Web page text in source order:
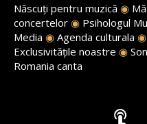
Născuți pentru muzică ◉
concertelor ◉ Psihologul
Media ◉ Agenda culturala ◉
Exclusivitățile noastre ◉
Romania canta